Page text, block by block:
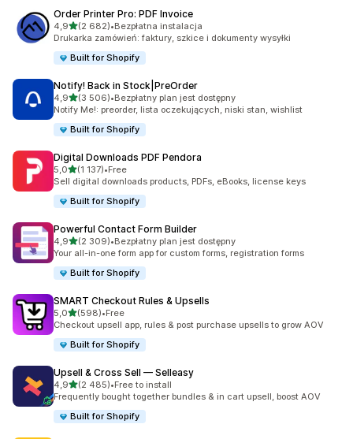
Order Printer Pro: PDF Invoice
4,9na 5 gwiazdek
(2 682)
Łączna liczba recenzji: 2682
•Bezpłatna instalacja
Drukarka zamówień: faktury, szkice i dokumenty wysyłki
Built for Shopify
Notify! Back in Stock|PreOrder
4,9na 5 gwiazdek
(3 506)
Łączna liczba recenzji: 3506
•Bezpłatny plan jest dostępny
Notify Me!: preorder, lista oczekujących, niski stan, wishlist
Built for Shopify
Digital Downloads PDF Pendora
5,0na 5 gwiazdek
(1 137)
Łączna liczba recenzji: 1137
•Free
Sell digital downloads products, PDFs, eBooks, license keys
Built for Shopify
Powerful Contact Form Builder
4,9na 5 gwiazdek
(2 309)
Łączna liczba recenzji: 2309
•Bezpłatny plan jest dostępny
Your all-in-one form app for custom forms, registration forms
Built for Shopify
SMART Checkout Rules & Upsells
5,0na 5 gwiazdek
(598)
Łączna liczba recenzji: 598
•Free
Checkout upsell app, rules & post purchase upsells to grow AOV
Built for Shopify
Upsell & Cross Sell — Selleasy
4,9na 5 gwiazdek
(2 485)
Łączna liczba recenzji: 2485
•Free to install
Frequently bought together bundles & in cart upsell, boost AOV
Built for Shopify